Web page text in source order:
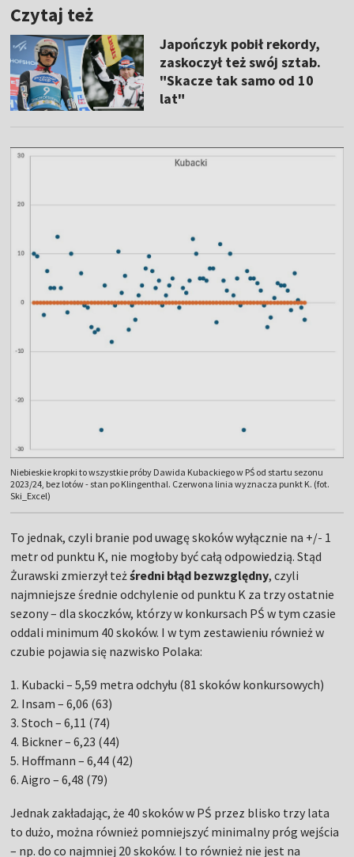
Czytaj też
Japończyk pobił rekordy,
zaskoczył też swój sztab.
"Skacze tak samo od 10
lat"
Niebieskie kropki to wszystkie próby Dawida Kubackiego w PŚ od startu sezonu
2023/24, bez lotów - stan po Klingenthal. Czerwona linia wyznacza punkt K. (fot.
Ski_Excel)
To jednak, czyli branie pod uwagę skoków wyłącznie na +/- 1
metr od punktu K, nie mogłoby być całą odpowiedzią. Stąd
Żurawski zmierzył teżśredni błąd bezwzględny, czyli
najmniejsze średnie odchylenie od punktu K za trzy ostatnie
sezony – dla skoczków, którzy w konkursach PŚ w tym czasie
oddali minimum 40 skoków. I w tym zestawieniu również w
czubie pojawia się nazwisko Polaka:
1. Kubacki – 5,59 metra odchyłu (81 skoków konkursowych)
2. Insam – 6,06 (63)
3. Stoch – 6,11 (74)
4. Bickner – 6,23 (44)
5. Hoffmann – 6,44 (42)
6. Aigro – 6,48 (79)
Jednak zakładając, że 40 skoków w PŚ przez blisko trzy lata
to dużo, można również pomniejszyć minimalny próg wejścia
– np. do co najmniej 20 skoków. I to również nie jest na